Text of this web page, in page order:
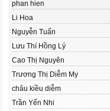
phan hien
Li Hoa
Nguyễn Tuấn
Lưu Thí Hồng Lý
Cao Thị Nguyên
Trương Thị Diễm My
châu kiều diễm
Trần Yến Nhi